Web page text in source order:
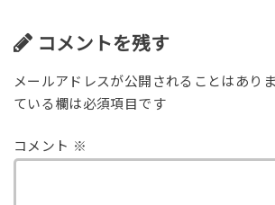
コメントを残す
メールアドレスが公開されることはありま
ている欄は必須項目です
コメント ※